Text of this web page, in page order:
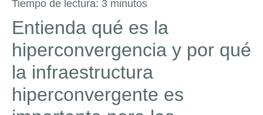
Tiempo de lectura: 3 minutos
Entienda qué es la
hiperconvergencia y por qué
la infraestructura
hiperconvergente es